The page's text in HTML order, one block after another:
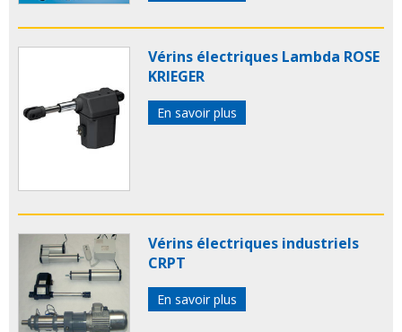
Vérins électriques Lambda ROSE
KRIEGER
En savoir plus
Vérins électriques industriels
CRPT
En savoir plus